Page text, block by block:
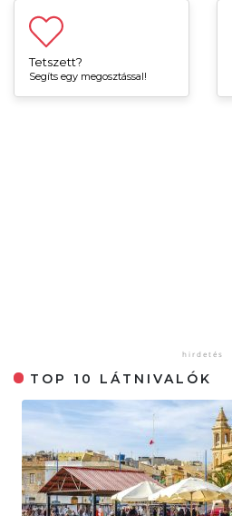
Tetszett?
Segíts egy megosztással!
TOP 10 LÁTNIVALÓK